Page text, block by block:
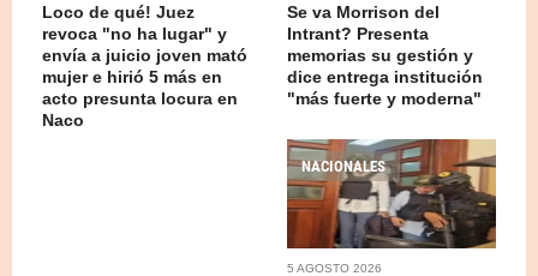
Loco de qué! Juez
revoca "no ha lugar" y
envía a juicio joven mató
mujer e hirió 5 más en
acto presunta locura en
Naco
Se va Morrison del
Intrant? Presenta
memorias su gestión y
dice entrega institución
"más fuerte y moderna"
NACIONALES
5 AGOSTO 2026